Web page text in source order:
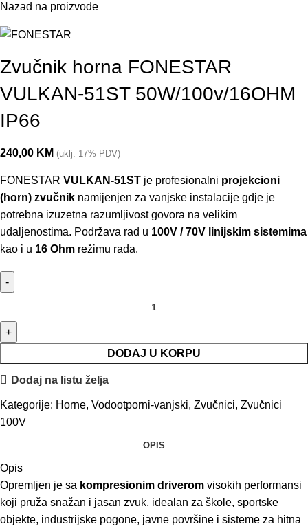
Nazad na proizvode
Zvučnik horna FONESTAR
VULKAN-51ST 50W/100v/16OHM
IP66
240,00 KM (uklj. 17% PDV)
FONESTAR VULKAN-51ST je profesionalni projekcioni
(horn) zvučnik namijenjen za vanjske instalacije gdje je
potrebna izuzetna razumljivost govora na velikim
udaljenostima. Podržava rad u 100V / 70V linijskim sistemima
kao i u 16 Ohm režimu rada.
DODAJ U KORPU
Dodaj na listu želja
Kategorije: Horne, Vodootporni-vanjski, Zvučnici, Zvučnici
100V
OPIS
Opis
Opremljen je sa kompresionim driverom visokih performansi
koji pruža snažan i jasan zvuk, idealan za škole, sportske
objekte, industrijske pogone, javne površine i sisteme za hitna